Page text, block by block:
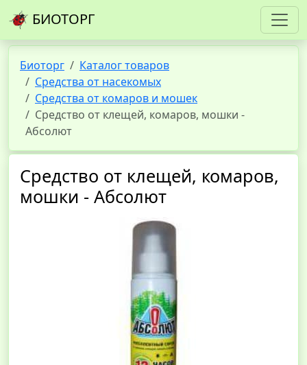
БИОТОРГ
Биоторг
Каталог товаров
Средства от насекомых
Средства от комаров и мошек
Средство от клещей, комаров, мошки -
Абсолют
Средство от клещей, комаров,
мошки - Абсолют